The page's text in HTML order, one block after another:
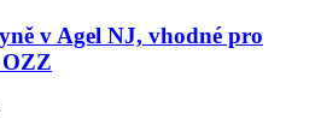
v Agel NJ, vhodné pro